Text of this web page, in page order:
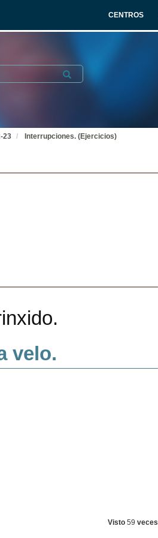
CENTROS
Submit
23 Interrupciones. (Ejercicios)
Visto 59 veces